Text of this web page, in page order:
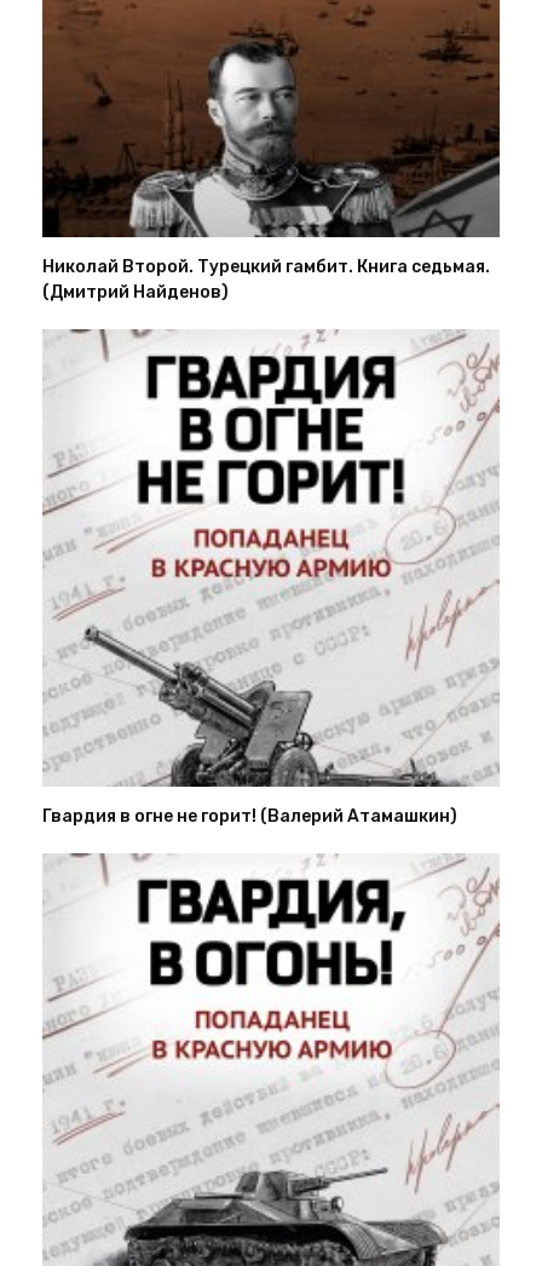
Николай Второй. Турецкий гамбит. Книга седьмая.
(Дмитрий Найденов)
Гвардия в огне не горит! (Валерий Атамашкин)